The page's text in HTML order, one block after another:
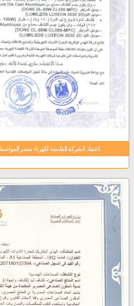
اعتماد الشركة القابضة لكهرباء مصر